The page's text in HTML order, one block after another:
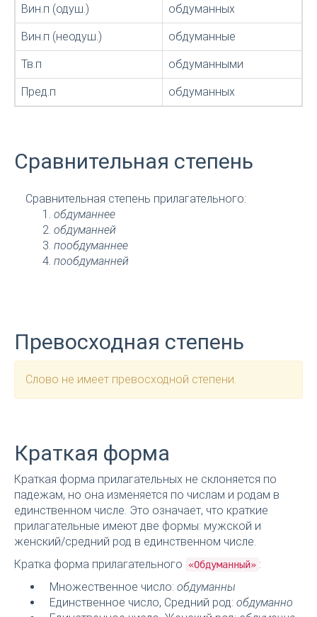
Вин.п (одуш.) обдуманных
Вин.п (неодуш.) обдуманные
Тв.п обдуманными
Пред.п обдуманных
Сравнительная степень
Сравнительная степень прилагательного:
обдуманнее
обдуманней
пообдуманнее
пообдуманней
Превосходная степень
Слово не имеет превосходной степени.
Краткая форма
Краткая форма прилагательных не склоняется по
падежам, но она изменяется по числам и родам в
единственном числе. Это означает, что краткие
прилагательные имеют две формы: мужской и
женский/средний род в единственном числе.
Кратка форма прилагательного
«Обдуманный» :
Множественное число: обдуманны
Единственное число, Средний род: обдуманно